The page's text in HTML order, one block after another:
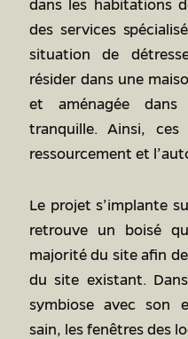
dans les habitations
des services
situation de
résider dans une
et aménagée
tranquille. Ainsi,
ressourcement et
Le projet s’implante
retrouve un boisé
majorité du site afin
du site existant.
symbiose avec son
sain, les fenêtres des